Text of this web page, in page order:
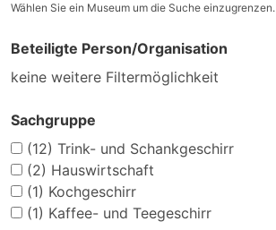
Wählen Sie ein Museum um die Suche einzugrenzen.
Beteiligte Person/Organisation
keine weitere Filtermöglichkeit
Sachgruppe
(12) Trink- und Schankgeschirr
(2) Hauswirtschaft
(1) Kochgeschirr
(1) Kaffee- und Teegeschirr